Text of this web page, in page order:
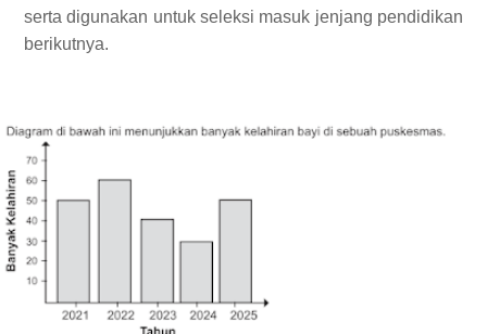
serta digunakan untuk seleksi masuk jenjang pendidikan
berikutnya.